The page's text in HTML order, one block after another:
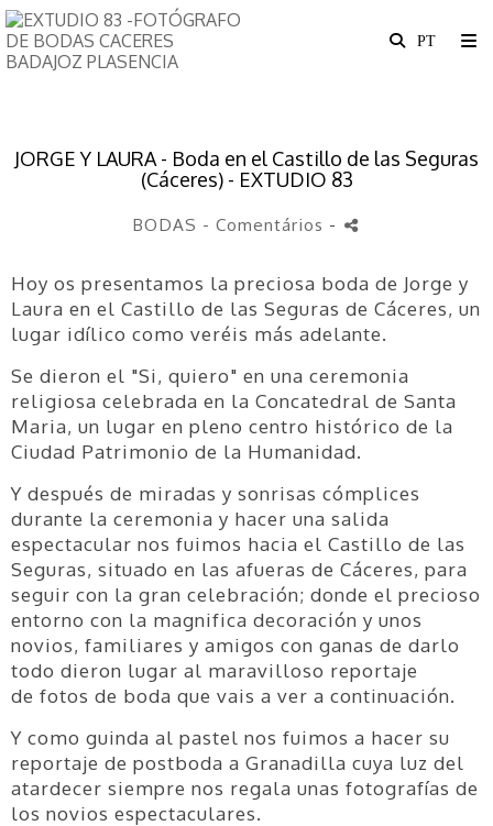
JORGE Y LAURA - Boda en el Castillo de las Seguras
(Cáceres) - EXTUDIO 83
BODAS - Comentários -
Hoy os presentamos la preciosa boda de Jorge y
Laura en el Castillo de las Seguras de Cáceres, un
lugar idílico como veréis más adelante.
Se dieron el "Si, quiero" en una ceremonia
religiosa celebrada en la Concatedral de Santa
Maria, un lugar en pleno centro histórico de la
Ciudad Patrimonio de la Humanidad.
Y después de miradas y sonrisas cómplices
durante la ceremonia y hacer una salida
espectacular nos fuimos hacia el Castillo de las
Seguras, situado en las afueras de Cáceres, para
seguir con la gran celebración; donde el precioso
entorno con la magnifica decoración y unos
novios, familiares y amigos con ganas de darlo
todo dieron lugar al maravilloso reportaje
de fotos de boda que vais a ver a continuación.
Y como guinda al pastel nos fuimos a hacer su
reportaje de postboda a Granadilla cuya luz del
atardecer siempre nos regala unas fotografías de
los novios espectaculares.